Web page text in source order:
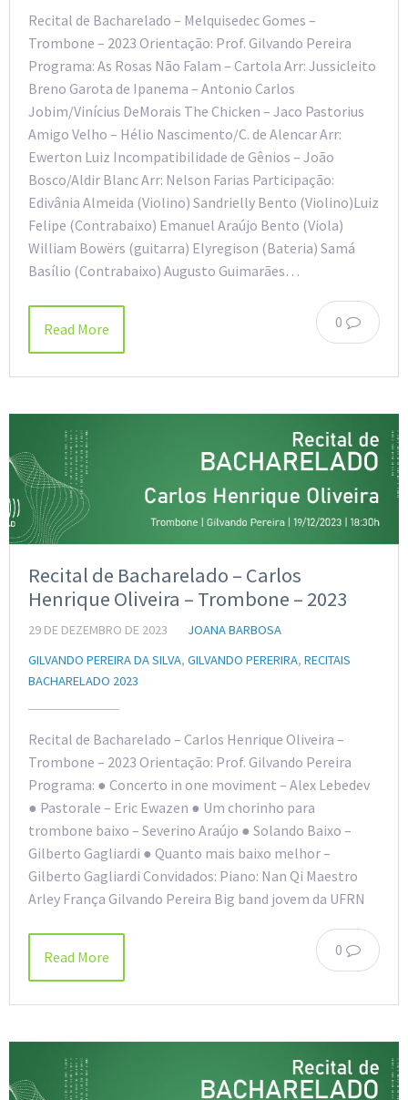
Recital de Bacharelado – Melquisedec Gomes –
Trombone – 2023 Orientação: Prof. Gilvando Pereira
Programa: As Rosas Não Falam – Cartola Arr: Jussicleito
Breno Garota de Ipanema – Antonio Carlos
Jobim/Vinícius DeMorais The Chicken – Jaco Pastorius
Amigo Velho – Hélio Nascimento/C. de Alencar Arr:
Ewerton Luiz Incompatibilidade de Gênios – João
Bosco/Aldir Blanc Arr: Nelson Farias Participação:
Edivânia Almeida (Violino) Sandrielly Bento (Violino)Luiz
Felipe (Contrabaixo) Emanuel Araújo Bento (Viola)
William Bowërs (guitarra) Elyregison (Bateria) Samá
Basílio (Contrabaixo) Augusto Guimarães…
0
Read More
Recital de Bacharelado – Carlos
Henrique Oliveira – Trombone – 2023
29 DE DEZEMBRO DE 2023
JOANA BARBOSA
GILVANDO PEREIRA DA SILVA, GILVANDO PERERIRA, RECITAIS
BACHARELADO 2023
Recital de Bacharelado – Carlos Henrique Oliveira –
Trombone – 2023 Orientação: Prof. Gilvando Pereira
Programa: ● Concerto in one moviment – Alex Lebedev
● Pastorale – Eric Ewazen ● Um chorinho para
trombone baixo – Severino Araújo ● Solando Baixo –
Gilberto Gagliardi ● Quanto mais baixo melhor –
Gilberto Gagliardi Convidados: Piano: Nan Qi Maestro
Arley França Gilvando Pereira Big band jovem da UFRN
0
Read More